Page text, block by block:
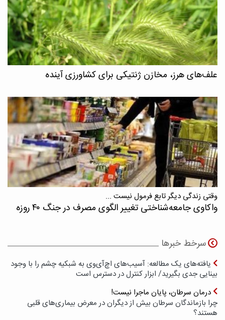
علف‌های هرز، مخازن ژنتیکی برای کشاورزی آینده
وقتی زندگی دیگر تابع فرمول نیست ...
واکاوی جامعه‌شناختی تغییر الگوی مصرف در جنگ ۴۰ روزه
سرخط خبرها
یافته‌های یک مطالعه: آسیب‌های اچ‌آی‌وی به شبکیه چشم را با وجود
بینایی جدی بگیرید/ ابزار کنترل در دسترس است
درمان سرطان، پایان ماجرا نیست!
چرا بازماندگان سرطان بیش از دیگران در معرض بیماری‌های قلبی
هستند؟